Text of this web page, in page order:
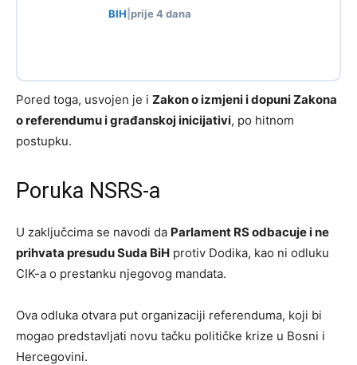
BIH prije 4 dana
Pored toga, usvojen je i Zakon o izmjeni i dopuni Zakona
o referendumu i građanskoj inicijativi, po hitnom
postupku.
Poruka NSRS-a
U zaključcima se navodi da Parlament RS odbacuje i ne
prihvata presudu Suda BiH protiv Dodika, kao ni odluku
CIK-a o prestanku njegovog mandata.
Ova odluka otvara put organizaciji referenduma, koji bi
mogao predstavljati novu tačku političke krize u Bosni i
Hercegovini.